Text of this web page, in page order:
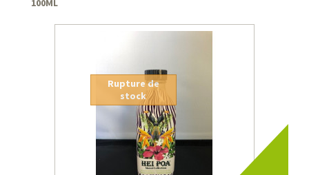
100ML
Rupture de
stock